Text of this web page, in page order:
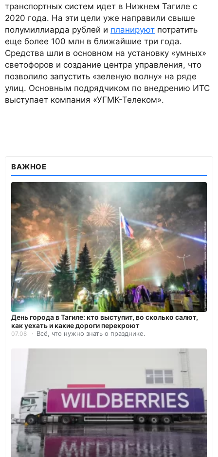
транспортных систем идет в Нижнем Тагиле с
2020 года. На эти цели уже направили свыше
полумиллиарда рублей и планируют потратить
еще более 100 млн в ближайшие три года.
Средства шли в основном на установку «умных»
светофоров и создание центра управления, что
позволило запустить «зеленую волну» на ряде
улиц. Основным подрядчиком по внедрению ИТС
выступает компания «УГМК-Телеком».
ВАЖНОЕ
День города в Тагиле: кто выступит, во сколько салют,
как уехать и какие дороги перекроют
07.08 Всё, что нужно знать о празднике.